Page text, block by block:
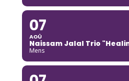
07
AOÛ
Naissam Jalal Trio
Mens